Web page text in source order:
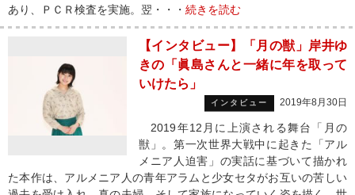
あり、ＰＣＲ検査を実施。翌・・・ 続きを読む
【インタビュー】「月の獣」岸井ゆ
きの「眞島さんと一緒に年を取って
いけたら」
インタビュー 2019年8月30日
2019年12月に上演される舞台「月の
獣」。第一次世界大戦中に起きた「アル
メニア人迫害」の実話に基づいて描かれ
た本作は、アルメニア人の青年アラムと少女セタがお互いの苦しい